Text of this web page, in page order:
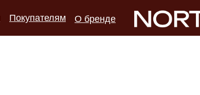
О бренде
Покупателям